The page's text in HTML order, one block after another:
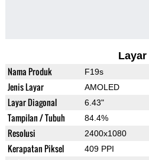
Layar
Nama Produk F19s
Jenis Layar AMOLED
Layar Diagonal 6.43"
Tampilan / Tubuh 84.4%
Resolusi 2400x1080
Kerapatan Piksel 409 PPI